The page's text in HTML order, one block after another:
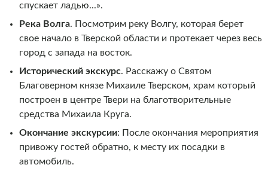
спускает ладью...».
Река Волга. Посмотрим реку Волгу, которая берет
свое начало в Тверской области и протекает через весь
город с запада на восток.
Исторический экскурс. Расскажу о Святом
Благоверном князе Михаиле Тверском, храм который
построен в центре Твери на благотворительные
средства Михаила Круга.
Окончание экскурсии: После окончания мероприятия
привожу гостей обратно, к месту их посадки в
автомобиль.